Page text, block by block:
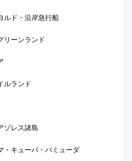
ルド・沿岸急行船
リーンランド
ルランド
ゾレス諸島
・キューバ・バミューダ